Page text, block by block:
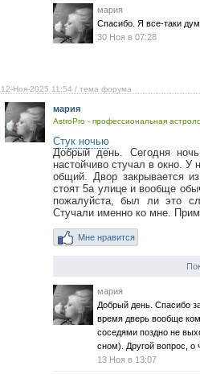
мария
Спасибо. Я все-таки
30 Ноя в 07:28
12-Ноя-2025 11:54 / тема форума
мария
AstroPro - профессиональная
Стук ночью
Добрый день. Сегодня
настойчиво стучал в окно. У
общий. Двор закрывается
стоят 5а улице и вообще
пожалуйста, был ли это
Стучали именно ко мне.
Мне нравится
мария
Добрый день. Спасибо
время дверь вообще
соседями поздно не
сном). Другой вопрос, о
13 Ноя в 13:07